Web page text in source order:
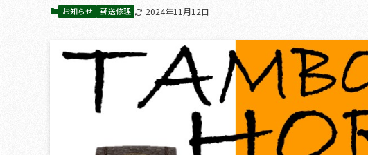
お知らせ 郵送修理 2024年11月12日